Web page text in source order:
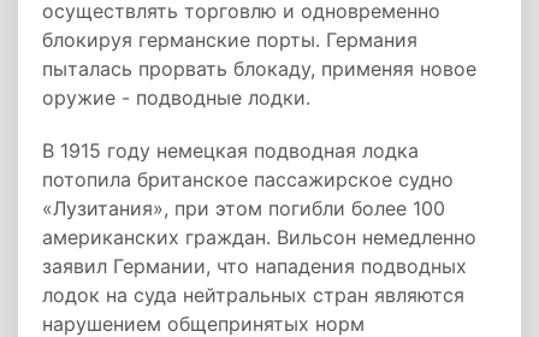
осуществлять торговлю и одновременно
блокируя германские порты. Германия
пыталась прорвать блокаду, применяя новое
оружие - подводные лодки.
В 1915 году немецкая подводная лодка
потопила британское пассажирское судно
«Лузитания», при этом погибли более 100
американских граждан. Вильсон немедленно
заявил Германии, что нападения подводных
лодок на суда нейтральных стран являются
нарушением общепринятых норм